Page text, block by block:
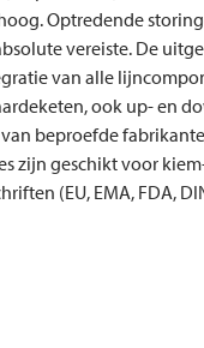
Optredende
vereiste. De
van alle
ook up- en
beproefde
zijn geschikt voor
(EU, EMA, FDA,